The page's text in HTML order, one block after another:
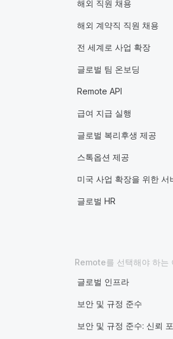
해외 직원 채용
해외 계약직 직원 채용
전 세계로 사업 확장
글로벌 팀 온보딩
Remote API
급여 지급 실행
글로벌 복리후생 제공
스톡옵션 제공
미국 사업 확장을 위한 서
글로벌 HR
Remote를 선택해야 하는
글로벌 인프라
보안 및 규정 준수
보안 및 규정 준수: 신뢰